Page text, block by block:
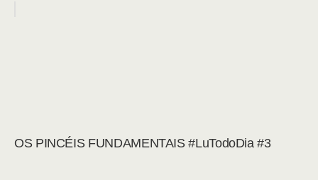
OS PINCÉIS FUNDAMENTAIS #LuTodoDia #3